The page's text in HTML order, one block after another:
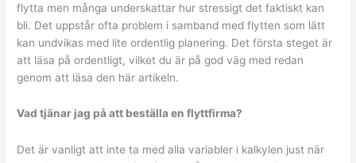
flytta men många underskattar hur stressigt det faktiskt kan
bli. Det uppstår ofta problem i samband med flytten som lätt
kan undvikas med lite ordentlig planering. Det första steget är
att läsa på ordentligt, vilket du är på god väg med redan
genom att läsa den här artikeln.
Vad tjänar jag på att beställa en flyttfirma?
Det är vanligt att inte ta med alla variabler i kalkylen just när